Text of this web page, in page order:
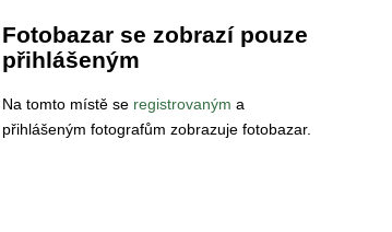
Fotobazar se zobrazí pouze
přihlášeným
Na tomto místě se registrovaným a
přihlášeným fotografům zobrazuje fotobazar.